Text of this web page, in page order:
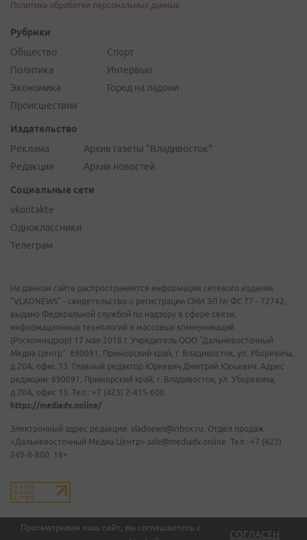
Просматривая наш сайт, вы соглашаетесь с
СОГЛАСЕН
Политика обработки персональных данных
Рубрики
Общество
Политика
Экономика
Происшествия
Спорт
Интервью
Город на ладони
Издательство
Реклама
Редакция
Архив газеты "Владивосток"
Архив новостей
Социальные сети
vkontakte
Одноклассники
Телеграм
На данном сайте распространяется информация сетевого издания
"VLADNEWS" - свидетельство о регистрации СМИ ЭЛ № ФС 77 - 72742,
выдано Федеральной службой по надзору в сфере связи,
информационных технологий и массовых коммуникаций
(Роскомнадзор) 17 мая 2018 г. Учредитель ООО "Дальневосточный
Медиа Центр". 690091, Приморский край, г. Владивосток, ул. Уборевича,
д.20А, офис 13. Главный редактор Юркевич Дмитрий Юрьевич. Адрес
редакции: 690091, Приморский край, г. Владивосток, ул. Уборевича,
д.20А, офис 13. Тел.: +7 (423) 2-415-600.
https://mediadv.online/
Электронный адрес редакции: vladnews@inbox.ru. Отдел продаж
«Дальневосточный Медиа Центр» sale@mediadv.online. Тел.: +7 (423)
249-8-800. 18+